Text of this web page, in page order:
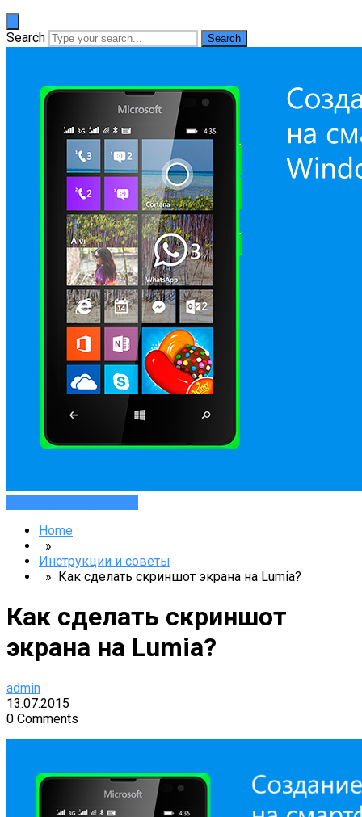
Search
Home
»
Инструкции и советы
» Как сделать скриншот экрана на Lumia?
Как сделать скриншот
экрана на Lumia?
admin
13.07.2015
0 Comments